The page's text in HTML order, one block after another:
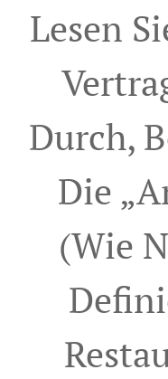
Lesen
Durch,
Die
(wie